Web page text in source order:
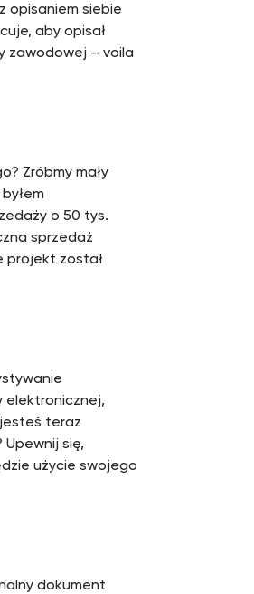
opisaniem siebie
aby opisał
zawodowej – voila
Zróbmy mały
o 50 tys.
sprzedaż
projekt został
elektronicznej,
jesteś teraz
się,
użycie swojego
dokument